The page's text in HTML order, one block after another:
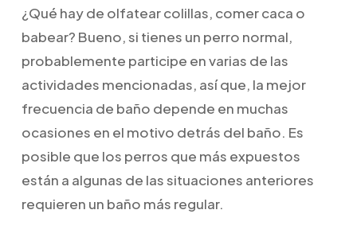
¿Qué hay de olfatear colillas, comer caca o
babear? Bueno, si tienes un perro normal,
probablemente participe en varias de las
actividades mencionadas, así que, la mejor
frecuencia de baño depende en muchas
ocasiones en el motivo detrás del baño. Es
posible que los perros que más expuestos
están a algunas de las situaciones anteriores
requieren un baño más regular.